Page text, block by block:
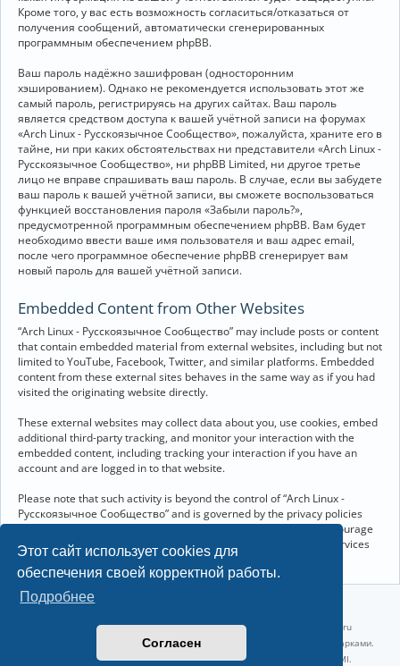
Этот сайт использует cookies для
обеспечения своей корректной работы.
Подробнее
Согласен
Кроме того, у вас есть возможность согласиться/отказаться от
получения сообщений, автоматически сгенерированных
программным обеспечением phpBB.
Ваш пароль надёжно зашифрован (односторонним
хэшированием). Однако не рекомендуется использовать этот же
самый пароль, регистрируясь на других сайтах. Ваш пароль
является средством доступа к вашей учётной записи на форумах
«Arch Linux - Русскоязычное Сообщество», пожалуйста, храните его в
тайне, ни при каких обстоятельствах ни представители «Arch Linux -
Русскоязычное Сообщество», ни phpBB Limited, ни другое третье
лицо не вправе спрашивать ваш пароль. В случае, если вы забудете
ваш пароль к вашей учётной записи, вы сможете воспользоваться
функцией восстановления пароля «Забыли пароль?»,
предусмотренной программным обеспечением phpBB. Вам будет
необходимо ввести ваше имя пользователя и ваш адрес email,
после чего программное обеспечение phpBB сгенерирует вам
новый пароль для вашей учётной записи.
Embedded Content from Other Websites
“Arch Linux - Русскоязычное Сообщество” may include posts or content
that contain embedded material from external websites, including but not
limited to YouTube, Facebook, Twitter, and similar platforms. Embedded
content from these external sites behaves in the same way as if you had
visited the originating website directly.
These external websites may collect data about you, use cookies, embed
additional third-party tracking, and monitor your interaction with the
embedded content, including tracking your interaction if you have an
account and are logged in to that website.
Please note that such activity is beyond the control of “Arch Linux -
Русскоязычное Сообщество” and is governed by the privacy policies
and terms of service of the respective external websites. We encourage
you to review the privacy and cookie policies of any third-party services
you interact with through embedded content.
Linux 6.18.40-1-lts x86_64 GNU/Linux 2026-07-26 08:48:12 |
vps reg.ru
Название и логотип Arch Linux ™ являются признанными торговыми марками.
Linux ® — зарегистрированная торговая марка Linus Torvalds и LMI.